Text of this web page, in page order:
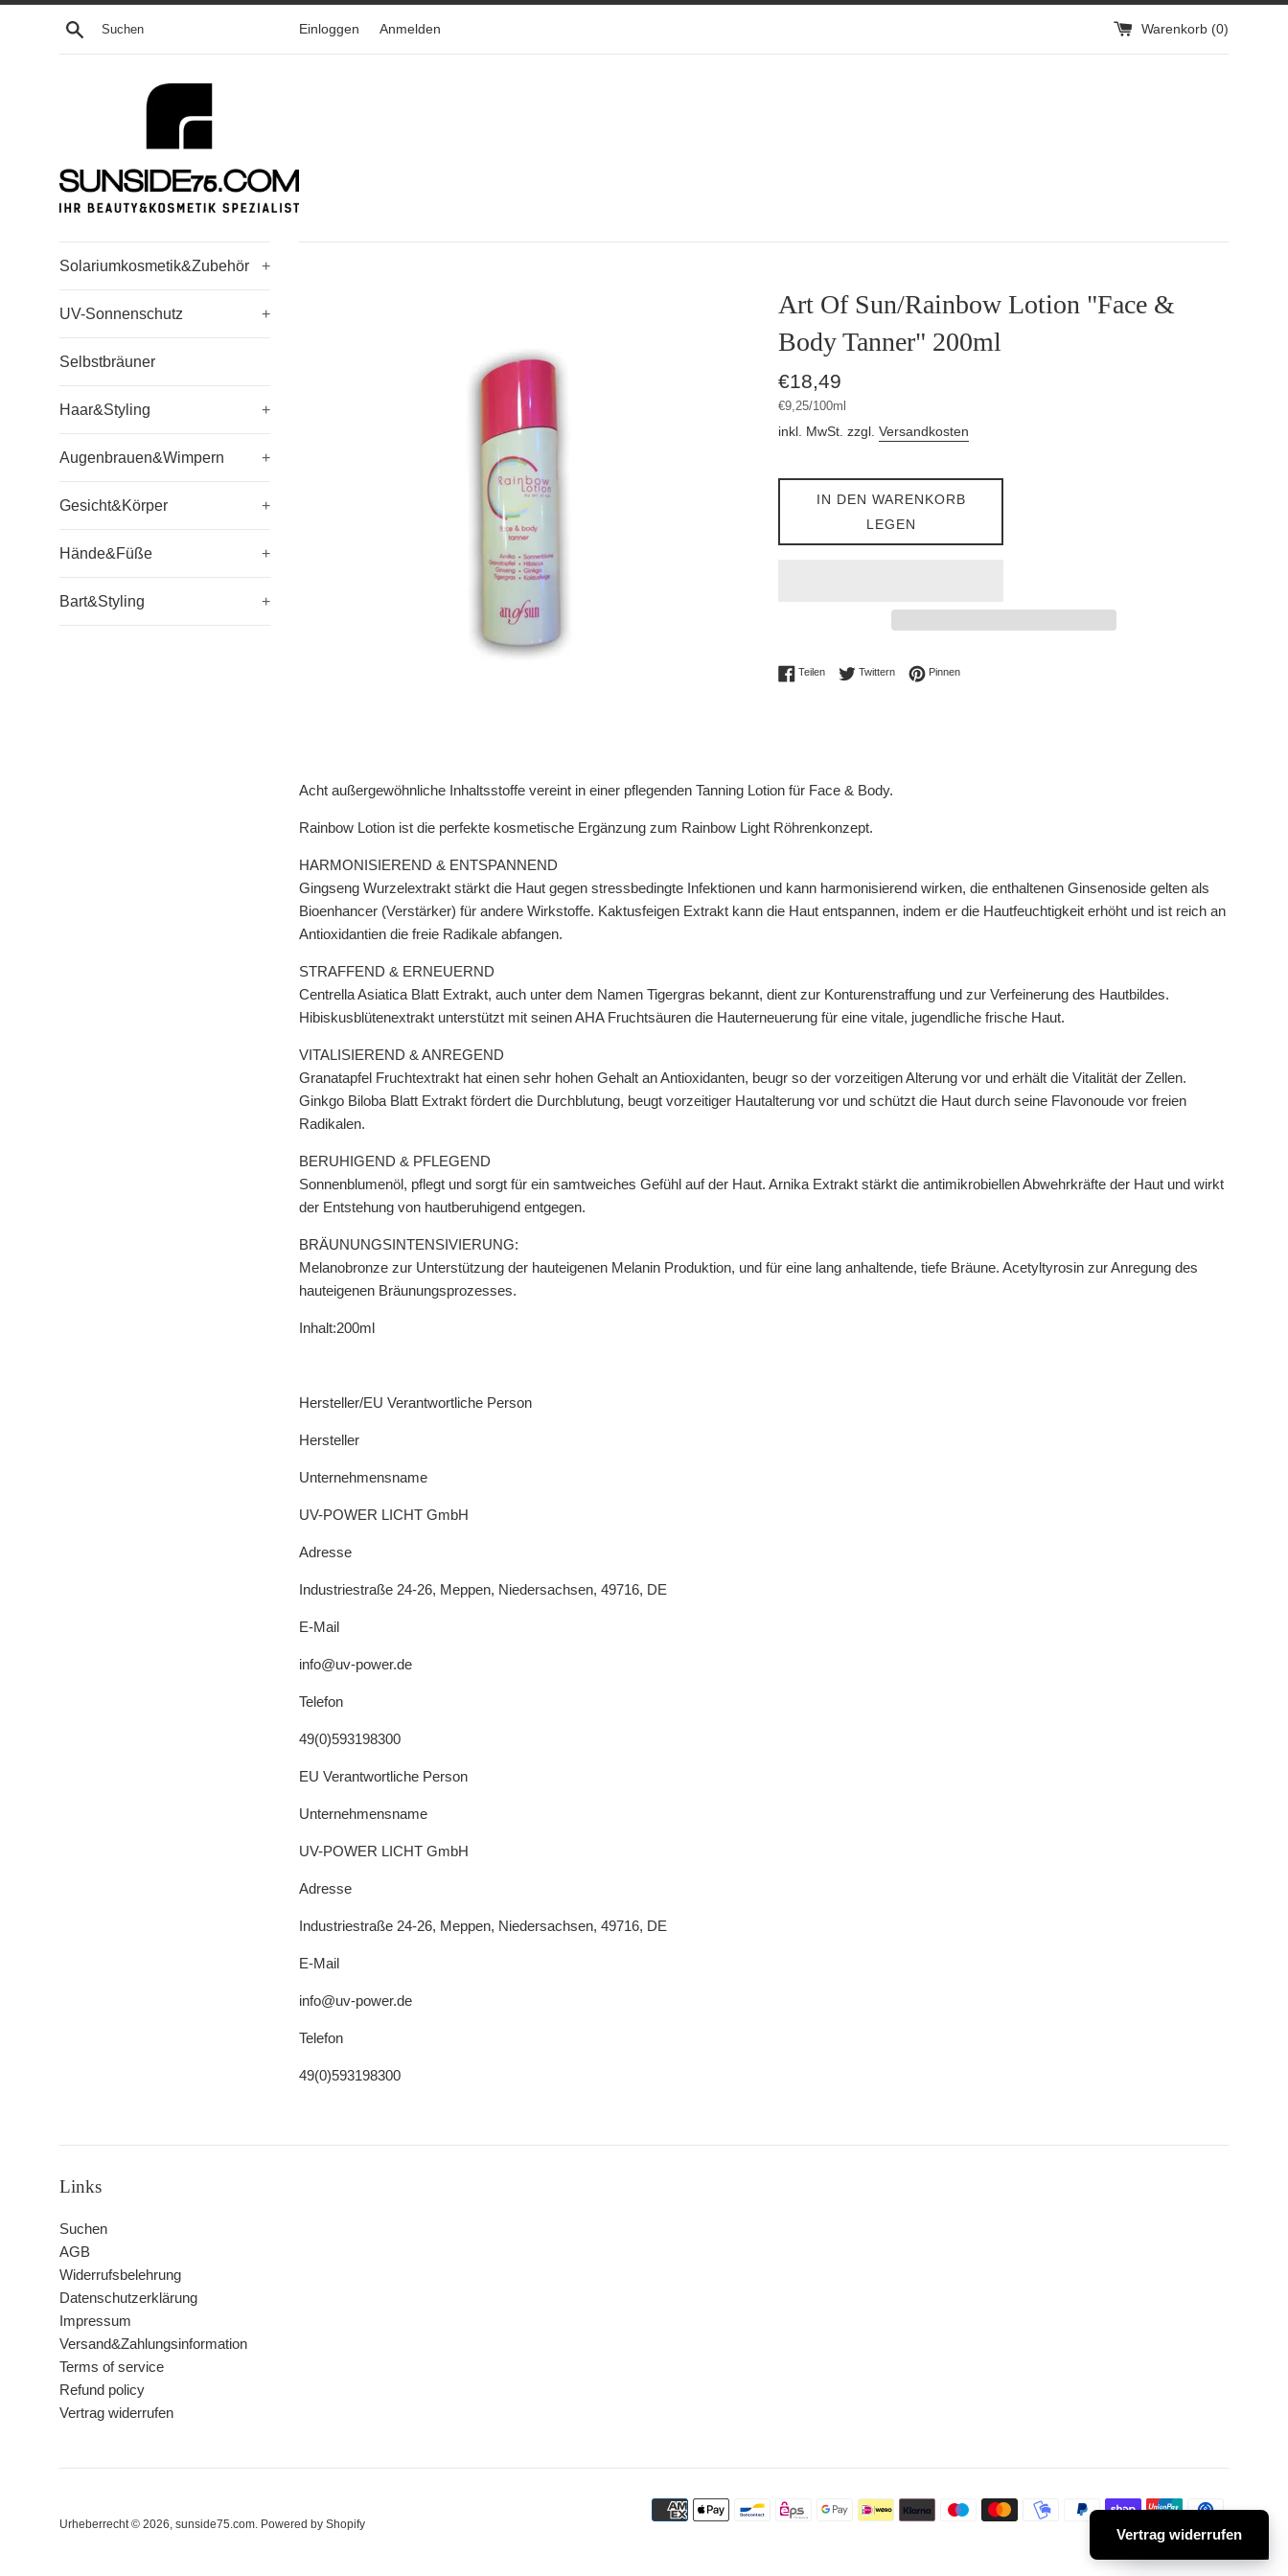
Direkt
Suchen Einloggen Anmelden Warenkorb (0)
Solariumkosmetik&Zubehör +
UV-Sonnenschutz +
Selbstbräuner
Haar&Styling +
Augenbrauen&Wimpern +
Gesicht&Körper +
Hände&Füße +
Bart&Styling +
Art Of Sun/Rainbow Lotion "Face &
Body Tanner" 200ml
Normaler
Preis
€18,49
Stückpreis
€9,25/pro
100ml
inkl. MwSt. zzgl. Versandkosten
IN DEN WARENKORB
LEGEN
TeilenAuf Facebook teilen
TwitternAuf Twitter twittern
PinnenAuf Pinterest pinnen
Acht außergewöhnliche Inhaltsstoffe vereint in einer pflegenden Tanning Lotion für Face & Body.
Rainbow Lotion ist die perfekte kosmetische Ergänzung zum Rainbow Light Röhrenkonzept.
HARMONISIEREND & ENTSPANNEND
Gingseng Wurzelextrakt stärkt die Haut gegen stressbedingte Infektionen und kann harmonisierend wirken, die enthaltenen Ginsenoside gelten als
Bioenhancer (Verstärker) für andere Wirkstoffe. Kaktusfeigen Extrakt kann die Haut entspannen, indem er die Hautfeuchtigkeit erhöht und ist reich an
Antioxidantien die freie Radikale abfangen.
STRAFFEND & ERNEUERND
Centrella Asiatica Blatt Extrakt, auch unter dem Namen Tigergras bekannt, dient zur Konturenstraffung und zur Verfeinerung des Hautbildes.
Hibiskusblütenextrakt unterstützt mit seinen AHA Fruchtsäuren die Hauterneuerung für eine vitale, jugendliche frische Haut.
VITALISIEREND & ANREGEND
Granatapfel Fruchtextrakt hat einen sehr hohen Gehalt an Antioxidanten, beugr so der vorzeitigen Alterung vor und erhält die Vitalität der Zellen.
Ginkgo Biloba Blatt Extrakt fördert die Durchblutung, beugt vorzeitiger Hautalterung vor und schützt die Haut durch seine Flavonoude vor freien
Radikalen.
BERUHIGEND & PFLEGEND
Sonnenblumenöl, pflegt und sorgt für ein samtweiches Gefühl auf der Haut. Arnika Extrakt stärkt die antimikrobiellen Abwehrkräfte der Haut und wirkt
der Entstehung von hautberuhigend entgegen.
BRÄUNUNGSINTENSIVIERUNG:
Melanobronze zur Unterstützung der hauteigenen Melanin Produktion, und für eine lang anhaltende, tiefe Bräune. Acetyltyrosin zur Anregung des
hauteigenen Bräunungsprozesses.
Inhalt:200ml
Hersteller/EU Verantwortliche Person
Hersteller
Unternehmensname
UV-POWER LICHT GmbH
Adresse
Industriestraße 24-26, Meppen, Niedersachsen, 49716, DE
E-Mail
info@uv-power.de
Telefon
49(0)593198300
EU Verantwortliche Person
Unternehmensname
UV-POWER LICHT GmbH
Adresse
Industriestraße 24-26, Meppen, Niedersachsen, 49716, DE
E-Mail
info@uv-power.de
Telefon
49(0)593198300
Links
Suchen
AGB
Widerrufsbelehrung
Datenschutzerklärung
Impressum
Versand&Zahlungsinformation
Terms of service
Refund policy
Vertrag widerrufen
Urheberrecht © 2026, sunside75.com. Powered by Shopify
Vertrag widerrufen